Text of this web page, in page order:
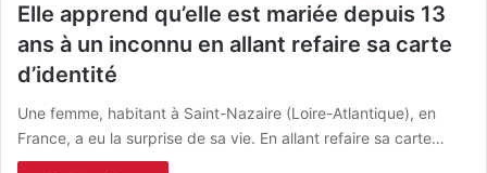
Elle apprend qu’elle est mariée depuis 13
ans à un inconnu en allant refaire sa carte
d’identité
Une femme, habitant à Saint-Nazaire (Loire-Atlantique), en
France, a eu la surprise de sa vie. En allant refaire sa carte…